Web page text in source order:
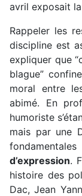
avril exposait
Rappeler les
discipline est
expliquer que
blague”
moral entre
abimé. En
humoriste
mais par une
d’expression.
histoire des
Dac, Jean